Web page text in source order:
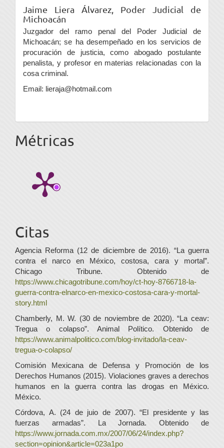
Jaime Liera Álvarez, Poder Judicial de
Michoacán
Juzgador del ramo penal del Poder Judicial de
Michoacán; se ha desempeñado en los servicios de
procuración de justicia, como abogado postulante
penalista, y profesor en materias relacionadas con la
cosa criminal.
Email: lieraja@hotmail.com
Métricas
Citas
Agencia Reforma (12 de diciembre de 2016). “La guerra
contra el narco en México, costosa, cara y mortal”.
Chicago Tribune. Obtenido de
https://www.chicagotribune.com/hoy/ct-hoy-8766718-la-
guerra-contra-elnarco-en-mexico-costosa-cara-y-mortal-
story.html
Chamberly, M. W. (30 de noviembre de 2020). “La ceav:
Tregua o colapso”. Animal Político. Obtenido de
https://www.animalpolitico.com/blog-invitado/la-ceav-
tregua-o-colapso/
Comisión Mexicana de Defensa y Promoción de los
Derechos Humanos (2015). Violaciones graves a derechos
humanos en la guerra contra las drogas en México.
México.
Córdova, A. (24 de juio de 2007). “El presidente y las
fuerzas armadas”. La Jornada. Obtenido de
https://www.jornada.com.mx/2007/06/24/index.php?
section=opinion&article=023a1po